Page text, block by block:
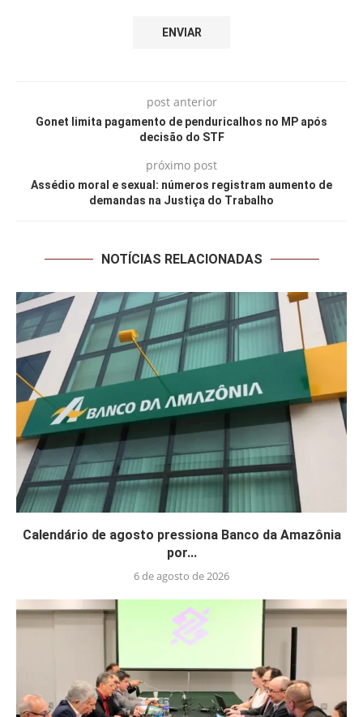
post anterior
Gonet limita pagamento de penduricalhos no MP após
decisão do STF
próximo post
Assédio moral e sexual: números registram aumento de
demandas na Justiça do Trabalho
NOTÍCIAS RELACIONADAS
Calendário de agosto pressiona Banco da Amazônia
por...
6 de agosto de 2026